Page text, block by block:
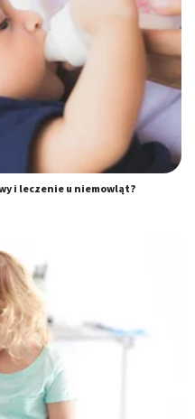
i leczenie u niemowląt?